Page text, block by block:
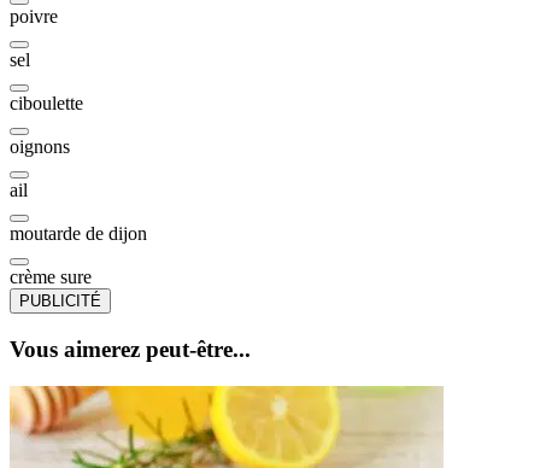
poivre
sel
ciboulette
oignons
ail
moutarde de dijon
crème sure
PUBLICITÉ
Vous aimerez peut-être...